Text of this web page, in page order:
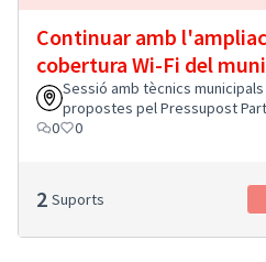
Continuar amb
cobertura Wi-Fi del
Sessió amb tècnics
propostes pel Pressupost
0
0
2 Suports